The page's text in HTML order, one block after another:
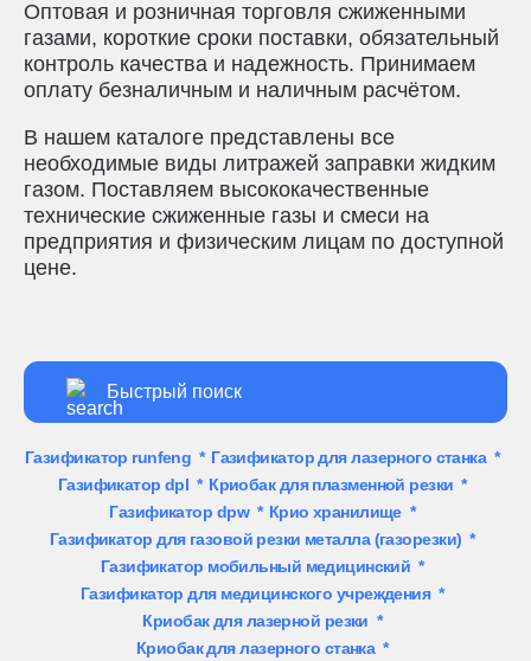
Оптовая и розничная торговля сжиженными
газами, короткие сроки поставки, обязательный
контроль качества и надежность. Принимаем
оплату безналичным и наличным расчётом.
В нашем каталоге представлены все
необходимые виды литражей заправки жидким
газом. Поставляем высококачественные
технические сжиженные газы и смеси на
предприятия и физическим лицам по доступной
цене.
Газификатор runfeng * Газификатор для лазерного станка*
Газификатор dpl * Криобак для плазменной резки *
Газификатор dpw* Крио хранилище*
Газификатор для газовой резки металла (газорезки) *
Газификатор мобильный медицинский *
Газификатор для медицинского учреждения*
Криобак для лазерной резки *
Криобак для лазерного станка*